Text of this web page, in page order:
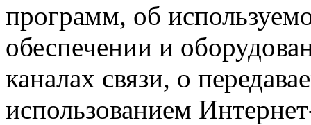
программ, об
обеспечении и
каналах связи, о
использованием